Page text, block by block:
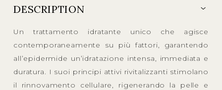
DESCRIPTION
Un trattamento idratante unico che agisce
contemporaneamente su più fattori, garantendo
all’epidermide un’idratazione intensa, immediata e
duratura. I suoi principi attivi rivitalizzanti stimolano
il rinnovamento cellulare, rigenerando la pelle e